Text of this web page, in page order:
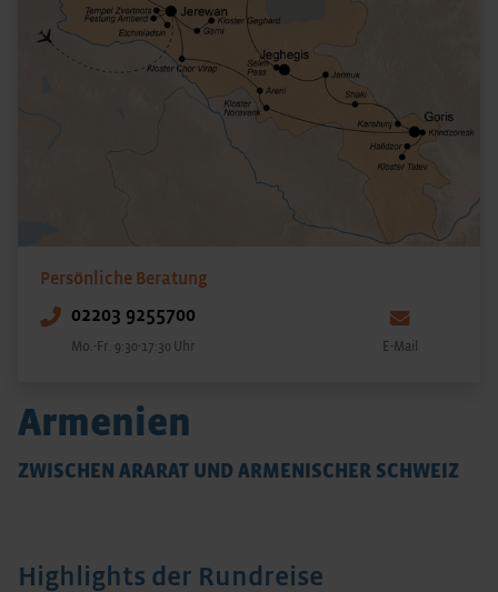
Persönliche Beratung
02203 9255700
Mo.-Fr. 9:30-17:30 Uhr E-Mail
Armenien
ZWISCHEN ARARAT UND ARMENISCHER SCHWEIZ
Highlights der Rundreise